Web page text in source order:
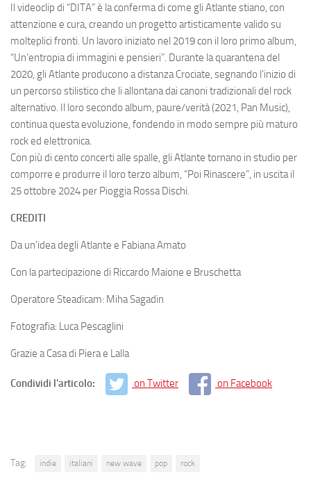
Il videoclip di “DITA” è la conferma di come gli Atlante stiano, con
attenzione e cura, creando un progetto artisticamente valido su
molteplici fronti. Un lavoro iniziato nel 2019 con il loro primo album,
“Un’entropia di immagini e pensieri”. Durante la quarantena del
2020, gli Atlante producono a distanza Crociate, segnando l’inizio di
un percorso stilistico che li allontana dai canoni tradizionali del rock
alternativo. Il loro secondo album, paure/verità (2021, Pan Music),
continua questa evoluzione, fondendo in modo sempre più maturo
rock ed elettronica.
Con più di cento concerti alle spalle, gli Atlante tornano in studio per
comporre e produrre il loro terzo album, “Poi Rinascere”, in uscita il
25 ottobre 2024 per Pioggia Rossa Dischi.
CREDITI
Da un’idea degli Atlante e Fabiana Amato
Con la partecipazione di Riccardo Maione e Bruschetta
Operatore Steadicam: Miha Sagadin
Fotografia: Luca Pescaglini
Grazie a Casa di Piera e Lalla
Condividi l'articolo: on Twitter on Facebook
Tag: indie italiani new wave pop rock